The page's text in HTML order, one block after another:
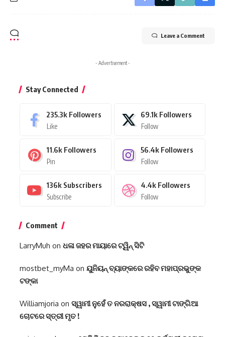
Leave a Comment
- Advertisement -
Stay Connected
235.3k Followers
Like
69.1k Followers
Follow
11.6k Followers
Pin
56.4k Followers
Follow
136k Subscribers
Subscribe
4.4k Followers
Follow
Comment
LarryMuh on ଧଳା ଜହର ମାୟାରେ ଟ୍ୱିନ୍ ସିଟି
mostbet_myMa on ୟୁନିୟନ୍‌ ବ୍ୟାଙ୍କରେ ରହିବ ମହାପ୍ରଭୁଙ୍କ
ଟଙ୍କା
Williamjoria on ସ୍ୱାମୀ ନୁହେଁ ତ ନରରାକ୍ଷସ , ସ୍ୱାମୀ ଟାଙ୍ଗିଆ
ଚୋଟରେ ସ୍ତ୍ରୀ ମୃତ !